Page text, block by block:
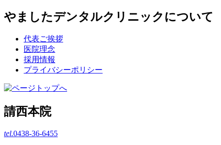
やましたデンタルクリニックについて
代表ご挨拶
医院理念
採用情報
プライバシーポリシー
請西本院
tel.0438-36-6455